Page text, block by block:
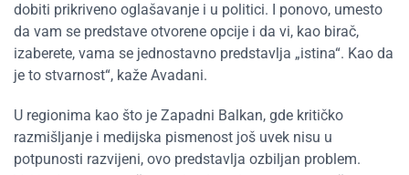
dobiti prikriveno oglašavanje i u politici. I ponovo, umesto
da vam se predstave otvorene opcije i da vi, kao birač,
izaberete, vama se jednostavno predstavlja „istina“. Kao da
je to stvarnost“, kaže Avadani.
U regionima kao što je Zapadni Balkan, gde kritičko
razmišljanje i medijska pismenost još uvek nisu u
potpunosti razvijeni, ovo predstavlja ozbiljan problem.